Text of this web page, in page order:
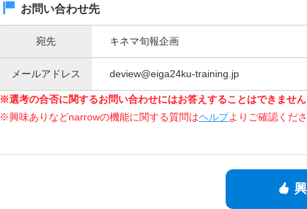
お問い合わせ先
宛先 キネマ旬報企画
メールアドレス deview@eiga24ku-training.jp
※選考の合否に関するお問い合わせにはお答えすることはできません
※興味ありなどnarrowの機能に関する質問はヘルプよりご確認くださ